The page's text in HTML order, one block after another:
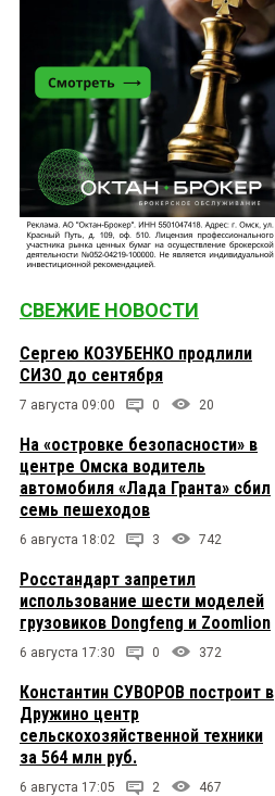
СВЕЖИЕ НОВОСТИ
Сергею КОЗУБЕНКО продлили
СИЗО до сентября
7 августа 09:00 0 20
На «островке безопасности» в
центре Омска водитель
автомобиля «Лада Гранта» сбил
семь пешеходов
6 августа 18:02 3 742
Росстандарт запретил
использование шести моделей
грузовиков Dongfeng и Zoomlion
6 августа 17:30 0 372
Константин СУВОРОВ построит в
Дружино центр
сельскохозяйственной техники
за 564 млн руб.
6 августа 17:05 2 467